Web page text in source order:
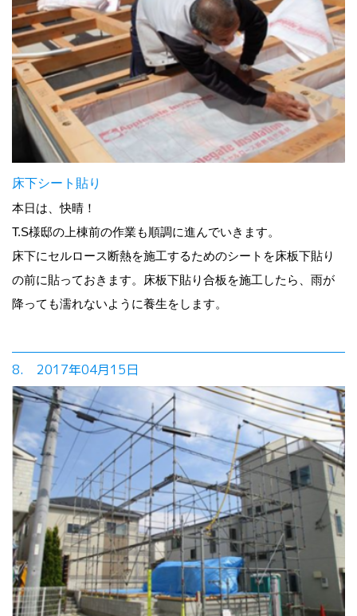
床下シート貼り
本日は、快晴！
T.S様邸の上棟前の作業も順調に進んでいきます。
床下にセルロース断熱を施工するためのシートを床板下貼り
の前に貼っておきます。床板下貼り合板を施工したら、雨が
降っても濡れないように養生をします。
8. 2017年04月15日